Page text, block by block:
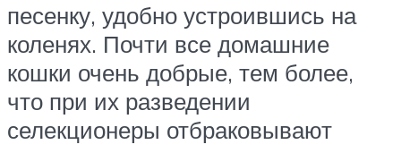
песенку, удобно устроившись на
коленях. Почти все домашние
кошки очень добрые, тем более,
что при их разведении
селекционеры отбраковывают